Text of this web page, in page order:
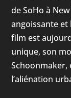
de SoHo à
angoissante et
film est
unique, son
Schoonmaker,
l’aliénation